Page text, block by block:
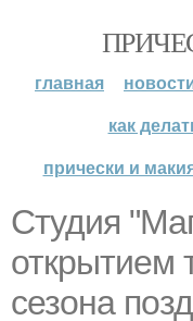
главная
как
прически и
Студия
открытием
сезона